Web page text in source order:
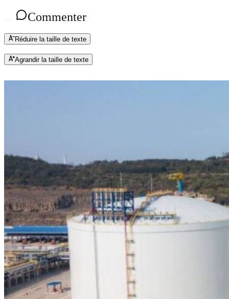
Commenter
Réduire la taille de texte
Agrandir la taille de texte